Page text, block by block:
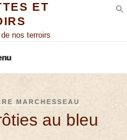
ET
nos terroirs
MARCHESSEAU
au bleu